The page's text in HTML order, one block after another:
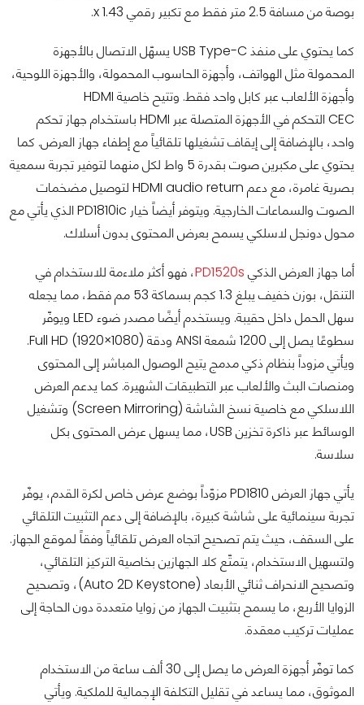
بوصة من مسافة 2.5 متر فقط مع تكبير رقمي x 1.43.
كما يحتوي على منفذ USB Type-C يسهّل الاتصال بالأجهزة
المحمولة مثل الهواتف، وأجهزة الحاسوب المحمولة، والأجهزة اللوحية،
وأجهزة الألعاب عبر كابل واحد فقط. وتتيح خاصية HDMI
CEC التحكم في الأجهزة المتصلة عبر HDMI باستخدام جهاز تحكم
واحد، بالإضافة إلى إيقاف تشغيلها تلقائياً مع إطفاء جهاز العرض. كما
يحتوي على مكبرين صوت بقدرة 5 واط لكل منهما لتوفير تجربة سمعية
بصرية غامرة، مع دعم HDMI audio return لتوصيل مضخمات
الصوت والسماعات الخارجية. ويتوفر أيضاً خيار PD1810ic الذي يأتي مع
محول دونجل لاسلكي يسمح بعرض المحتوى بدون أسلاك.
أما جهاز العرض الذكي PD1520s، فهو أكثر ملاءمة للاستخدام في
التنقل، بوزن خفيف يبلغ 1.3 كجم بسماكة 53 مم فقط، مما يجعله
سهل الحمل داخل حقيبة. ويستخدم أيضًا مصدر ضوء LED ويوفّر
سطوعًا يصل إلى 1200 شمعة ANSI ودقة Full HD (1920×1080).
ويأتي مزوداً بنظام ذكي مدمج يتيح الوصول المباشر إلى المحتوى
ومنصات البث والألعاب عبر التطبيقات الشهيرة. كما يدعم العرض
اللاسلكي مع خاصية نسخ الشاشة (Screen Mirroring) وتشغيل
الوسائط عبر ذاكرة تخزين USB، مما يسهل عرض المحتوى بكل
سلاسة.
يأتي جهاز العرض PD1810 مزوّداً بوضع عرض خاص لكرة القدم، يوفّر
تجربة سينمائية على شاشة كبيرة، بالإضافة إلى دعم التثبيت التلقائي
على السقف، حيث يتم تصحيح اتجاه العرض تلقائياً وفقاً لموقع الجهاز.
ولتسهيل الاستخدام، يتمتّع كلا الجهازين بخاصية التركيز التلقائي،
وتصحيح الانحراف ثنائي الأبعاد (Auto 2D Keystone)، وتصحيح
الزوايا الأربع، ما يسمح بتثبيت الجهاز من زوايا متعددة دون الحاجة إلى
عمليات تركيب معقدة.
كما توفّر أجهزة العرض ما يصل إلى 30 ألف ساعة من الاستخدام
الموثوق، مما يساعد في تقليل التكلفة الإجمالية للملكية. ويأتي